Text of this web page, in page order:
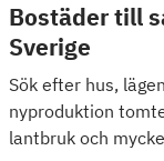
Bostäder till
Sverige
Sök efter hus,
nyproduktion
lantbruk och